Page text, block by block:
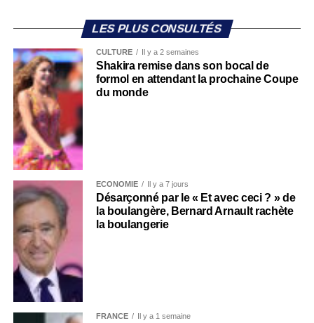
LES PLUS CONSULTÉS
CULTURE Il y a 2 semaines
Shakira remise dans son bocal de
formol en attendant la prochaine Coupe
du monde
ECONOMIE Il y a 7 jours
Désarçonné par le « Et avec ceci ? » de
la boulangère, Bernard Arnault rachète
la boulangerie
FRANCE Il y a 1 semaine